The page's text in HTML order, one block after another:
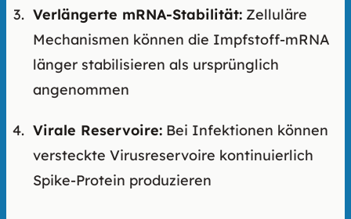
Verlängerte mRNA-Stabilität: Zelluläre
Mechanismen können die Impfstoff-mRNA
länger stabilisieren als ursprünglich
angenommen
Virale Reservoire: Bei Infektionen können
versteckte Virusreservoire kontinuierlich
Spike-Protein produzieren